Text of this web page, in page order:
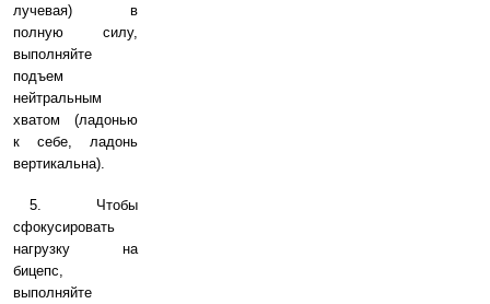
лучевая) в
полную силу,
выполняйте
подъем
нейтральным
хватом (ладонью
к себе, ладонь
вертикальна).
5. Чтобы
сфокусировать
нагрузку на
бицепс,
выполняйте